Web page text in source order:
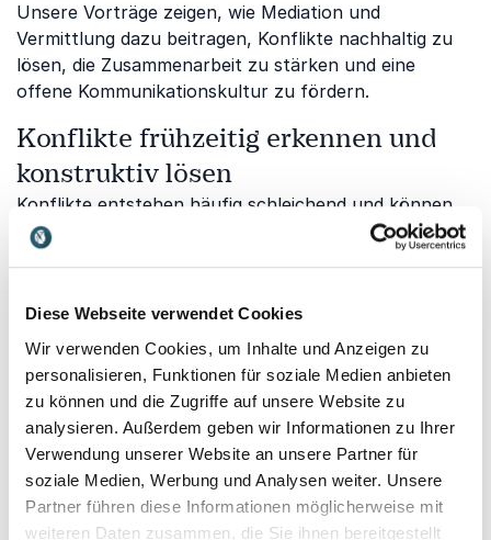
Diese Webseite verwendet Cookies
Wir verwenden Cookies, um Inhalte und Anzeigen zu
personalisieren, Funktionen für soziale Medien anbieten
zu können und die Zugriffe auf unsere Website zu
analysieren. Außerdem geben wir Informationen zu Ihrer
Verwendung unserer Website an unsere Partner für
soziale Medien, Werbung und Analysen weiter. Unsere
Partner führen diese Informationen möglicherweise mit
weiteren Daten zusammen, die Sie ihnen bereitgestellt
Unsere Vorträge zeigen, wie Mediation und
Vermittlung dazu beitragen, Konflikte nachhaltig zu
lösen, die Zusammenarbeit zu stärken und eine
offene Kommunikationskultur zu fördern.
Konflikte frühzeitig erkennen und
konstruktiv lösen
Konflikte entstehen häufig schleichend und können
die Zusammenarbeit erheblich beeinträchtigen.
dazu beitragen, Konflikte frühzeitig zu entschärfen
Erfolgreiche Kommunikation als
Grundlage der Mediation
Mediation lebt von klarer Kommunikation, aktivem
Zuhören und gegenseitigem Respekt.Stefan Häseli
vermittelt praxisnah, wie authentische
Kommunikation Vertrauen schafft und schwierige